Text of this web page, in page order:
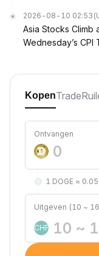
2026-08-10 02:53
Asia Stocks Climb
Wednesday’s CPI
KopenTrade
Ontvangen
1 DOGE ≈
Uitgeven (10 ~
CHF